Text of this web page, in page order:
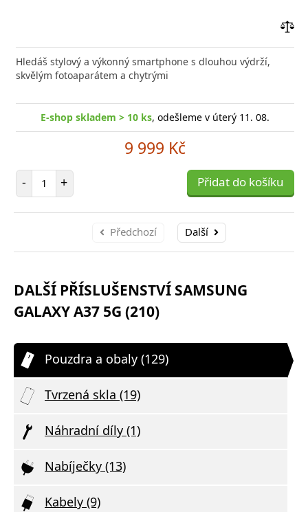
Hledáš stylový a výkonný smartphone s dlouhou výdrží,
skvělým fotoaparátem a chytrými
E-shop skladem > 10 ks, odešleme v úterý 11. 08.
9 999 Kč
- Počet položek
+ Přidat do košíku
Předchozí Další
DALŠÍ PŘÍSLUŠENSTVÍ SAMSUNG
GALAXY A37 5G (210)
Pouzdra a obaly (129)
Tvrzená skla (19)
Náhradní díly (1)
Nabíječky (13)
Kabely (9)